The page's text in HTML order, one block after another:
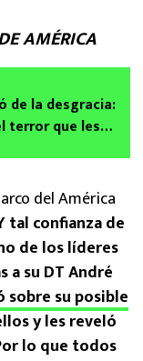
AMÉRICA
de la desgracia:
terror que les
del América
tal confianza de
de los líderes
a su DT André
sobre su posible
y les reveló
lo que todos